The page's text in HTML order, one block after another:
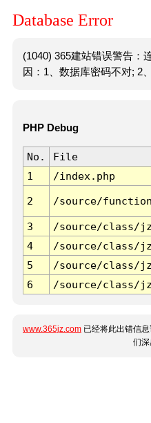
Database Error
(1040) 365建站错误警告：
因：1、数据库密码不对; 2
PHP Debug
No. File
1
/index.php
2 /source/
3 /source/class/
4
/source/class/
5
/source/class/
6
/source/class/
www.365jz.com 已经将此出错信
们